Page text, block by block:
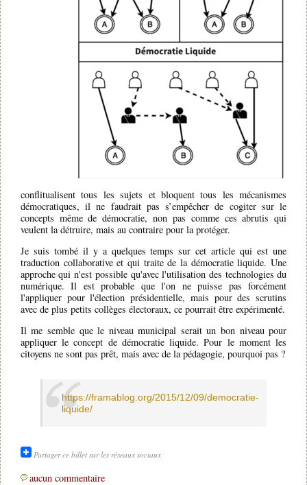
conflitualisent tous les sujets et bloquent tous les mécanismes
démocratiques, il ne faudrait pas s’empêcher de cogiter sur le
concepts même de démocratie, non pas comme ces abrutis qui
veulent la détruire, mais au contraire pour la protéger.
Je suis tombé il y a quelques temps sur cet article qui est une
traduction collaborative et qui traite de la démocratie liquide. Une
approche qui n'est possible qu'avec l'utilisation des technologies du
numérique. Il est probable que l'on ne puisse pas forcément
l'appliquer pour l'élection présidentielle, mais pour des scrutins
avec de plus petits collèges électoraux, ce pourrait être expérimenté.
Il me semble que le niveau municipal serait un bon niveau pour
appliquer le concept de démocratie liquide. Pour le moment les
citoyens ne sont pas prêt, mais avec de la pédagogie, pourquoi pas ?
https://framablog.org/2015/12/09/democratie-
liquide/
Partager ce billet sur les réseaux sociaux
aucun commentaire